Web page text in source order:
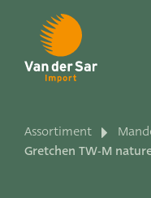
Over van der
Assortiment
Gretchen TW-M